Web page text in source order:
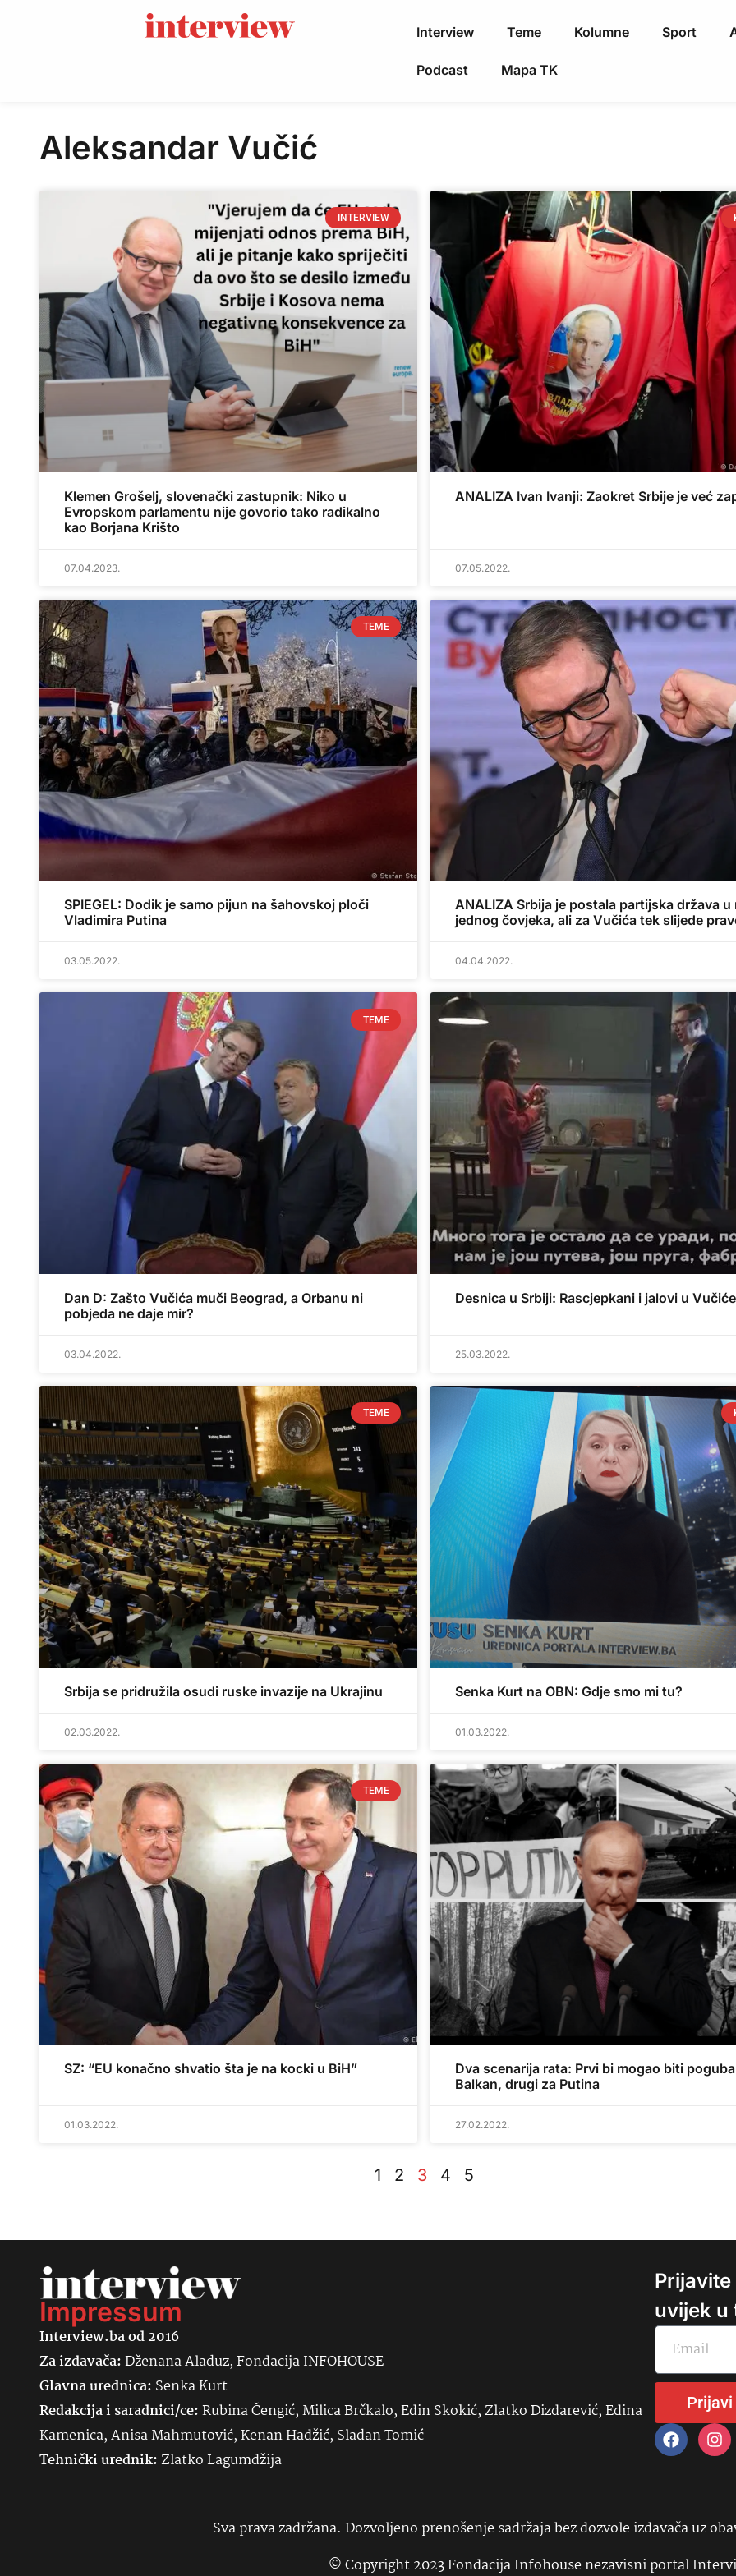
Interview Teme Kolumne Sport
Podcast Mapa TK
Aleksandar Vučić
INTERVIEW
Klemen Grošelj, slovenački zastupnik: Niko u
Evropskom parlamentu nije govorio tako radikalno
kao Borjana Krišto
07.04.2023.
ANALIZA Ivan Ivanji: Zaokret Srbije je već
07.05.2022.
TEME
SPIEGEL: Dodik je samo pijun na šahovskoj ploči
Vladimira Putina
03.05.2022.
ANALIZA Srbija je postala partijska država u
jednog čovjeka, ali za Vučića tek slijede
04.04.2022.
TEME
Dan D: Zašto Vučića muči Beograd, a Orbanu ni
pobjeda ne daje mir?
03.04.2022.
Desnica u Srbiji: Rascjepkani i jalovi u
25.03.2022.
TEME
Srbija se pridružila osudi ruske invazije na Ukrajinu
02.03.2022.
Senka Kurt na OBN: Gdje smo mi tu?
01.03.2022.
TEME
SZ: “EU konačno shvatio šta je na kocki u BiH”
01.03.2022.
Dva scenarija rata: Prvi bi mogao biti
Balkan, drugi za Putina
27.02.2022.
1 2 3 4 5
Impressum
Interview.ba od 2016
Za izdavača:Dženana Alađuz, Fondacija INFOHOUSE
Glavna urednica: SenkaKurt
Redakcija i saradnici/ce:Rubina Čengić, Milica Brčkalo, Edin Skokić, Zlatko Dizdarević, Edina
Kamenica, Anisa Mahmutović, Kenan Hadžić, Slađan Tomić
Tehnički urednik:Zlatko Lagumdžija
uvijek u
Prijavi
Sva prava zadržana. Dozvoljeno prenošenje sadržaja bez dozvole izdavača uz
© Copyright 2023 Fondacija Infohouse nezavisni portal